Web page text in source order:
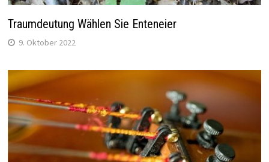
Traumdeutung Wählen Sie Enteneier
9. Oktober 2022